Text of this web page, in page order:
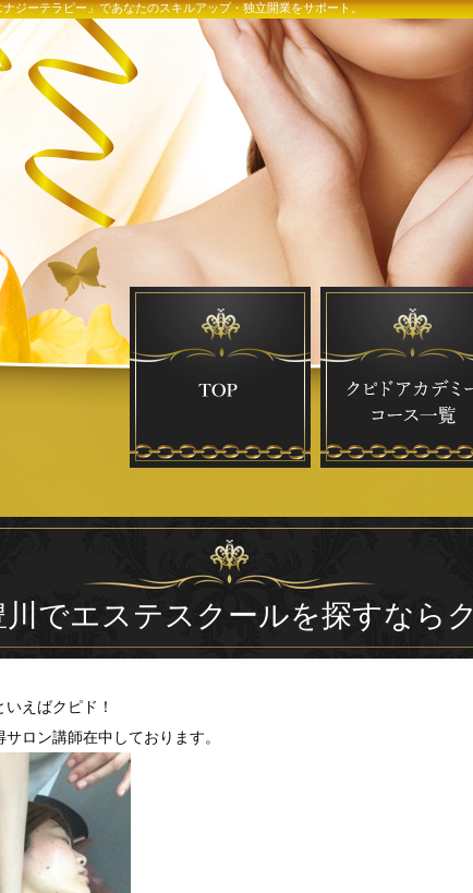
ジーテラピー」であなたのスキルアップ・独立開業をサポート。
川でエステスクールを探すなら
えばクピド！
ロン講師在中しております。